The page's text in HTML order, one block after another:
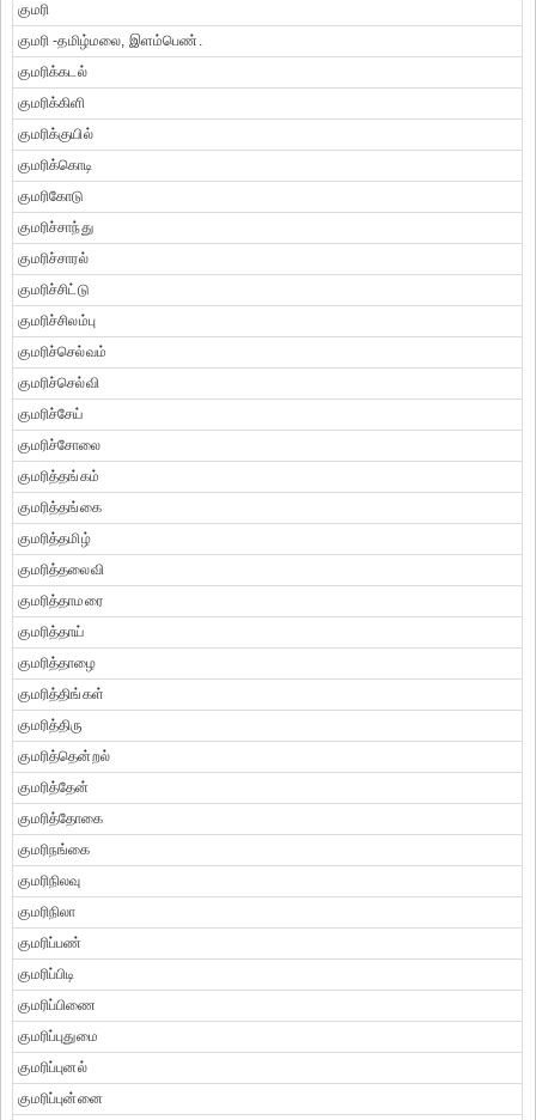
குமரி
குமரி -தமிழ்மலை, இளம்பெண்.
குமரிக்கடல்
குமரிக்கிளி
குமரிக்குயில்
குமரிக்கொடி
குமரிகோடு
குமரிச்சாந்து
குமரிச்சாரல்
குமரிச்சிட்டு
குமரிச்சிலம்பு
குமரிச்செல்வம்
குமரிச்செல்வி
குமரிச்சேய்
குமரிச்சோலை
குமரித்தங்கம்
குமரித்தங்கை
குமரித்தமிழ்
குமரித்தலைவி
குமரித்தாமரை
குமரித்தாய்
குமரித்தாழை
குமரித்திங்கள்
குமரித்திரு
குமரித்தென்றல்
குமரித்தேன்
குமரித்தோகை
குமரிநங்கை
குமரிநிலவு
குமரிநிலா
குமரிப்பண்
குமரிப்பிடி
குமரிப்பிணை
குமரிப்புதுமை
குமரிப்புனல்
குமரிப்புன்னை